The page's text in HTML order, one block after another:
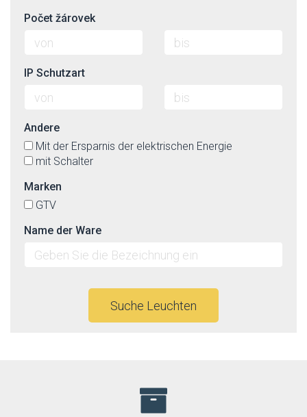
Počet žárovek
IP Schutzart
Andere
Mit der Ersparnis der elektrischen Energie
mit Schalter
Marken
GTV
Name der Ware
Suche Leuchten